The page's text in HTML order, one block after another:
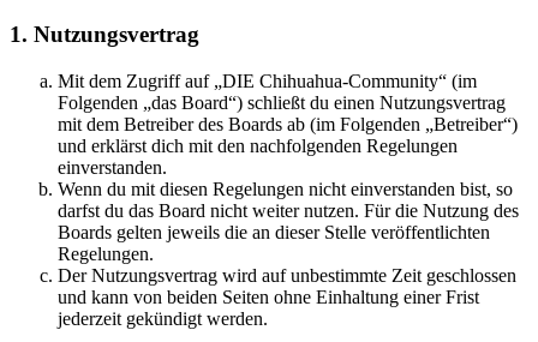
1. Nutzungsvertrag
Mit dem Zugriff auf „DIE Chihuahua-Community“ (im
Folgenden „das Board“) schließt du einen Nutzungsvertrag
mit dem Betreiber des Boards ab (im Folgenden „Betreiber“)
und erklärst dich mit den nachfolgenden Regelungen
einverstanden.
Wenn du mit diesen Regelungen nicht einverstanden bist, so
darfst du das Board nicht weiter nutzen. Für die Nutzung des
Boards gelten jeweils die an dieser Stelle veröffentlichten
Regelungen.
Der Nutzungsvertrag wird auf unbestimmte Zeit geschlossen
und kann von beiden Seiten ohne Einhaltung einer Frist
jederzeit gekündigt werden.